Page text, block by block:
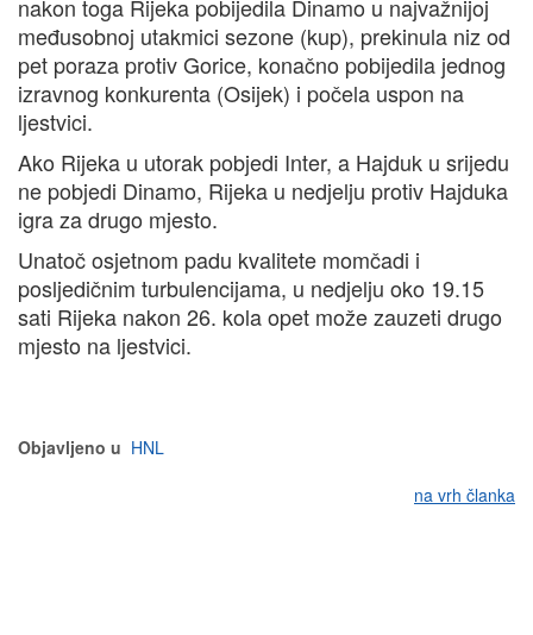
nakon toga Rijeka pobijedila Dinamo u najvažnijoj
međusobnoj utakmici sezone (kup), prekinula niz od
pet poraza protiv Gorice, konačno pobijedila jednog
izravnog konkurenta (Osijek) i počela uspon na
ljestvici.
Ako Rijeka u utorak pobjedi Inter, a Hajduk u srijedu
ne pobjedi Dinamo, Rijeka u nedjelju protiv Hajduka
igra za drugo mjesto.
Unatoč osjetnom padu kvalitete momčadi i
posljedičnim turbulencijama, u nedjelju oko 19.15
sati Rijeka nakon 26. kola opet može zauzeti drugo
mjesto na ljestvici.
Objavljeno u HNL
na vrh članka